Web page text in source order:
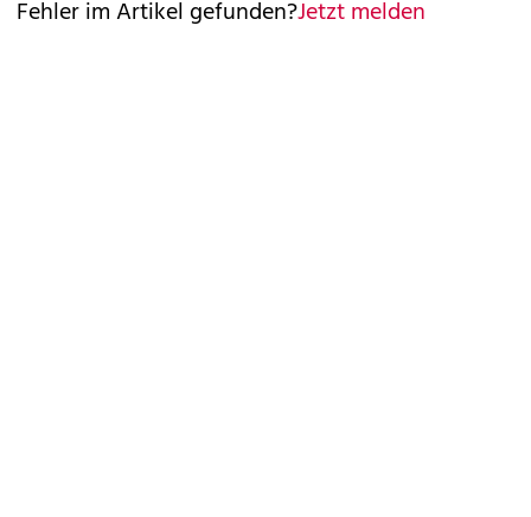
Fehler im Artikel gefunden?Jetzt melden